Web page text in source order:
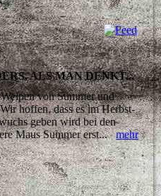
ALS MAN DENKT...
von Summer und
hoffen, dass es im Herbst-
geben wird bei den
Maus Summer erst...mehr